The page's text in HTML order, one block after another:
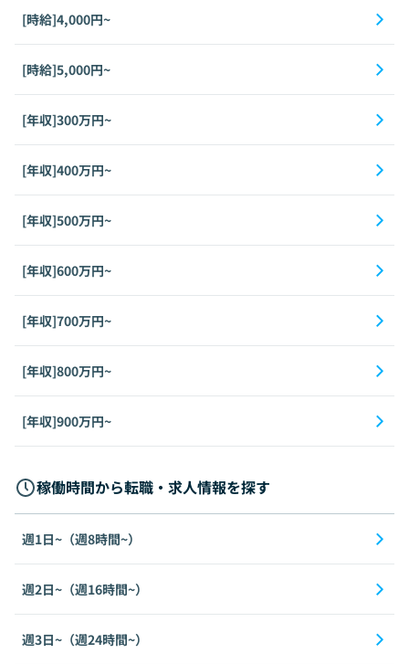
[時給]4,000円~
[時給]5,000円~
[年収]300万円~
[年収]400万円~
[年収]500万円~
[年収]600万円~
[年収]700万円~
[年収]800万円~
[年収]900万円~
稼働時間から転職・求人情報を探す
週1日~（週8時間~）
週2日~（週16時間~）
週3日~（週24時間~）